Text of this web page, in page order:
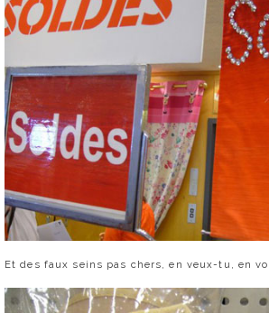
Et des faux seins pas chers, en veux-tu, en